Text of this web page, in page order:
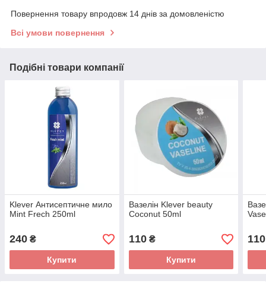
Повернення товару впродовж 14 днів за домовленістю
Всі умови повернення
Подібні товари компанії
Klever Антисептичне мило
Mint Frech 250ml
240 ₴
Купити
Вазелін Klever beauty
Coconut 50ml
110₴
Купити
110